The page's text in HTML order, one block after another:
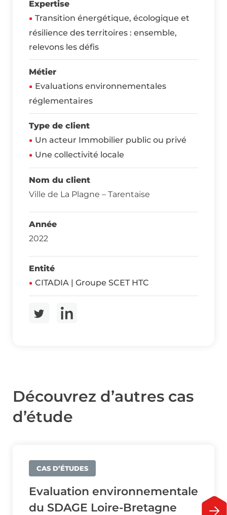
Expertise
Transition énergétique, écologique et
résilience des territoires : ensemble,
relevons les défis
Métier
Evaluations environnementales
réglementaires
Type de client
Un acteur Immobilier public ou privé
Une collectivité locale
Nom du client
Ville de La Plagne – Tarentaise
Année
2022
Entité
CITADIA | Groupe SCET HTC
Découvrez d’autres cas
d’étude
CAS D’ÉTUDES
Evaluation environnementale
du SDAGE Loire-Bretagne